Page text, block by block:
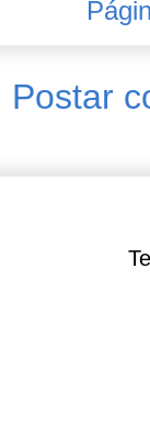
Postar